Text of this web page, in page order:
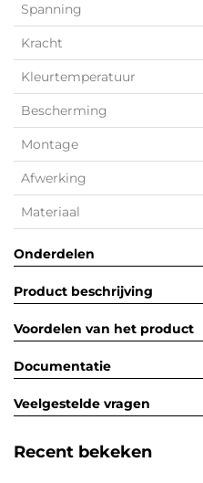
Spanning
Kracht
Kleurtemperatuur
Bescherming
Montage
Afwerking
Materiaal
Onderdelen
Product beschrijving
Voordelen van het product
Documentatie
Veelgestelde vragen
Recent bekeken